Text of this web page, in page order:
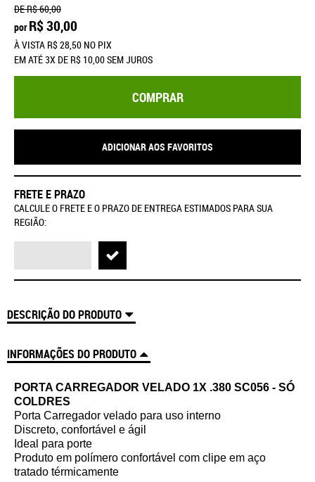
DER$ 60,00
por R$ 30,00
À VISTA R$ 28,50 NO PIX
EM ATÉ3X DE R$ 10,00SEM JUROS
COMPRAR
ADICIONAR AOS FAVORITOS
FRETE E PRAZO
CALCULE O FRETE E O PRAZO DE ENTREGA ESTIMADOS PARA SUA
REGIÃO:
DESCRIÇÃO DO PRODUTO
INFORMAÇÕES DO PRODUTO
PORTA CARREGADOR VELADO 1X .380 SC056 - SÓ
COLDRES
Porta Carregador velado para uso interno
Discreto, confortável e ágil
Ideal para porte
Produto em polímero confortável com clipe em aço
tratado térmicamente